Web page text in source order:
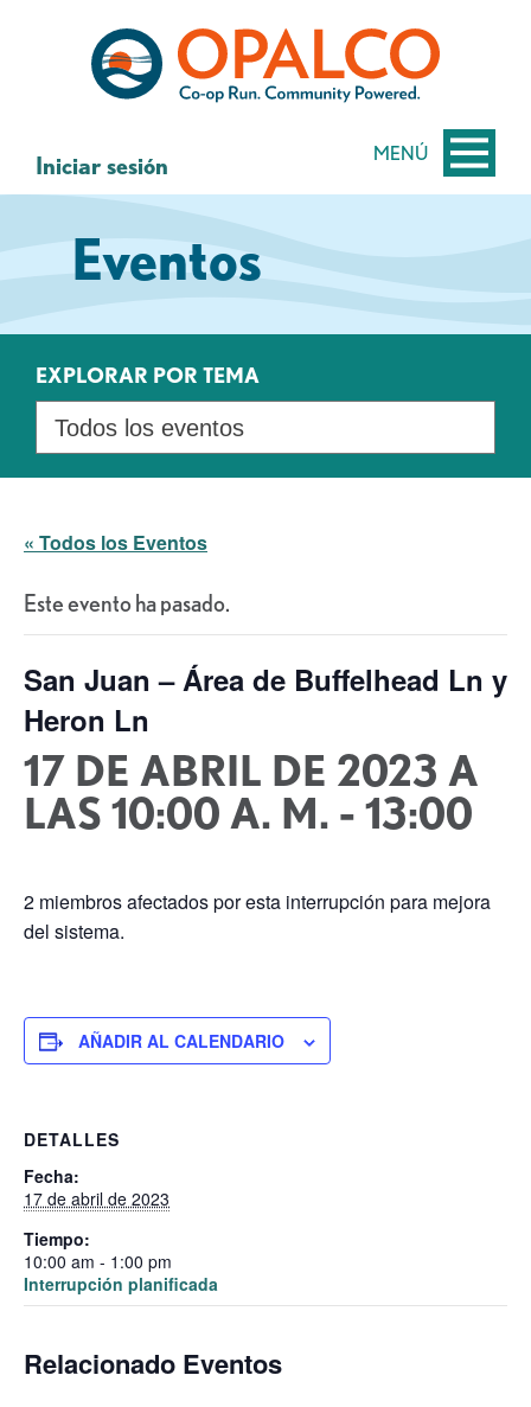
contenido
MENÚ
Iniciar sesión
Eventos
EXPLORAR POR TEMA
« Todos los Eventos
Este evento ha pasado.
San Juan – Área de Buffelhead Ln y
Heron Ln
17 DE ABRIL DE 2023 A
LAS 10:00 A. M. - 13:00
2 miembros afectados por esta interrupción para mejora
del sistema.
AÑADIR AL CALENDARIO
DETALLES
Fecha:
17 de abril de 2023
Tiempo:
10:00 am - 1:00 pm
Interrupción planificada
Relacionado Eventos